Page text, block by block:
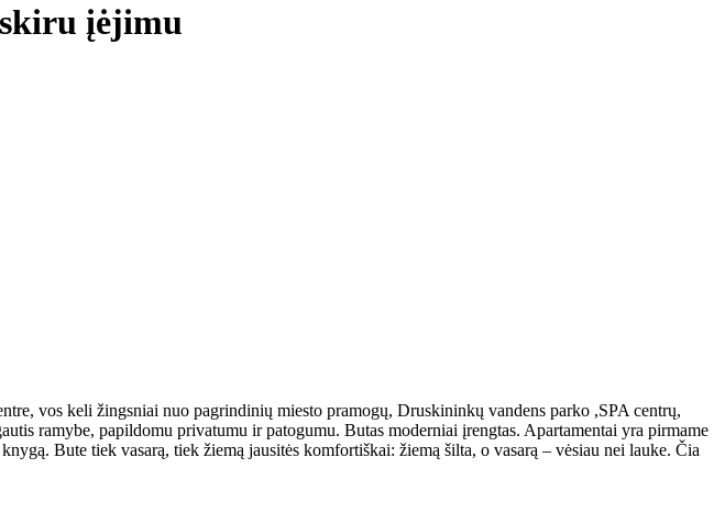
įėjimu
vos keli žingsniai nuo pagrindinių miesto pramogų, Druskininkų vandens parko ,SPA centrų,
ramybe, papildomu privatumu ir patogumu. Butas moderniai įrengtas. Apartamentai yra pirmame
Bute tiek vasarą, tiek žiemą jausitės komfortiškai: žiemą šilta, o vasarą – vėsiau nei lauke. Čia